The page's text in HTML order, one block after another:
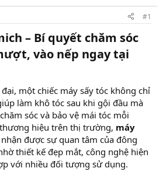
#1
– Bí quyết chăm sóc
vào nếp ngay tại
một chiếc máy sấy tóc không chỉ
làm khô tóc sau khi gội đầu mà
sóc và bảo vệ mái tóc mỗi
hiệu trên thị trường, máy
được sự quan tâm của đông
thiết kế đẹp mắt, công nghệ hiện
với nhiều đối tượng sử dụng.